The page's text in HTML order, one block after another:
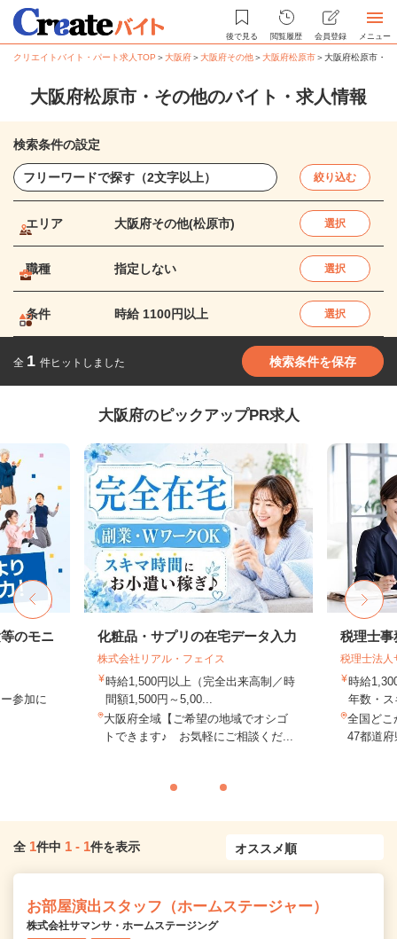
後で見る 閲覧履歴 会員登録 メニュー
クリエイトバイト・パート求人TOP ＞大阪府＞大阪府その他＞大阪府松原市＞大阪府松原市・
大阪府松原市・その他のバイト・求人情報
検索条件の設定
絞り込む
エリア 大阪府その他(松原市) 選択
職種 指定しない 選択
条件 時給 1100円以上 選択
全 1 件ヒットしました 検索条件を保存
大阪府のピックアップPR求人
のモニ
参加に
化粧品・サプリの在宅データ入力
株式会社リアル・フェイス
時給1,500円以上（完全出来高制／時
間額1,500円～5,00...
大阪府全域【ご希望の地域でオシゴ
トできます♪ お気軽にご相談くだ...
税理士事
税理士法人
時給
年数・
全国どこ
47都道
全 1件中 1 - 1件を表示
お部屋演出スタッフ（ホームステージャー）
株式会社サマンサ・ホームステージング